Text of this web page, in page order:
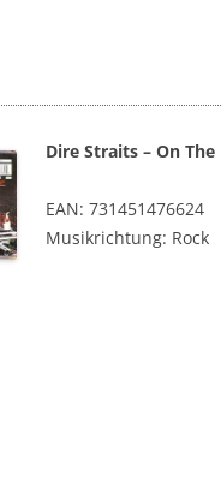
Dire Straits – On
EAN: 731451476624
Musikrichtung: Rock